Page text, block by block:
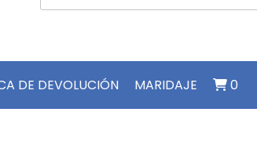
DE DEVOLUCIÓN MARIDAJE 0